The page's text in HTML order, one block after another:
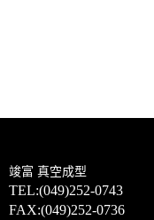
竣富 真空成型
TEL:(049)252-0743
FAX:(049)252-0736